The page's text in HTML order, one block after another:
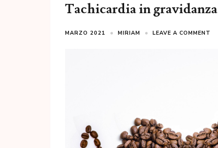
Tachicardia in gravidanza
MARZO 2021 MIRIAM LEAVE A COMMENT